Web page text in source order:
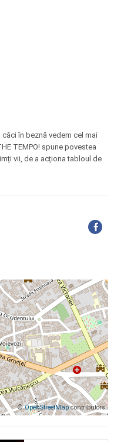
în beznă vedem cel mai
TEMPO! spune povestea
vii, de a acționa tabloul de
©OpenStreetMapcontributors